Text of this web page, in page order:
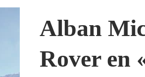
Alban
Rover en